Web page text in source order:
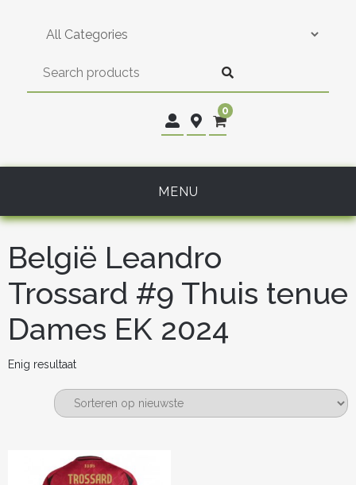
0
MENU
België Leandro
Trossard #9 Thuis tenue
Dames EK 2024
Enig resultaat